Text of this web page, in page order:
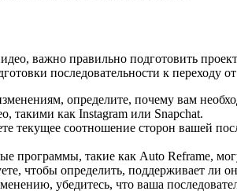
важно правильно подготовить
последовательности к переходу
определите, почему вам
такими как Instagram или Snapchat.
текущее соотношение сторон вашей
программы, такие как Auto Reframe,
чтобы определить, поддерживает ли
убедитесь, что ваша